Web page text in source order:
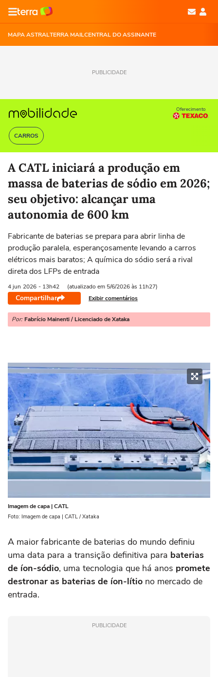
MAPA ASTRALTERRA MAILCENTRAL DO ASSINANTE
PUBLICIDADE
CARROS
Oferecimento
A CATL iniciará a produção em
massa de baterias de sódio em 2026;
seu objetivo: alcançar uma
autonomia de 600 km
Fabricante de baterias se prepara para abrir linha de
produção paralela, esperançosamente levando a carros
elétricos mais baratos; A química do sódio será a rival
direta dos LFPs de entrada
4 jun 2026 - 13h42 (atualizado em 5/6/2026 às 11h27)
Compartilhar Exibir comentários
Por: Fabrício Mainenti / Licenciado de Xataka
Imagem de capa | CATL
Foto: Imagem de capa | CATL / Xataka
A maior fabricante de baterias do mundo definiu
uma data para a transição definitiva para baterias
de íon-sódio, uma tecnologia que há anos promete
destronar as baterias de íon-lítio no mercado de
entrada.
PUBLICIDADE